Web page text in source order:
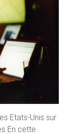
Etats-Unis sur
En cette